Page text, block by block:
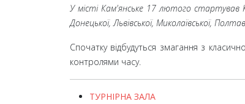
У місті Кам'янське 17 лютого стартував
Донецької, Львівської, Миколаївської,
Спочатку відбудуться змагання з
контролями часу.
ТУРНІРНА ЗАЛА